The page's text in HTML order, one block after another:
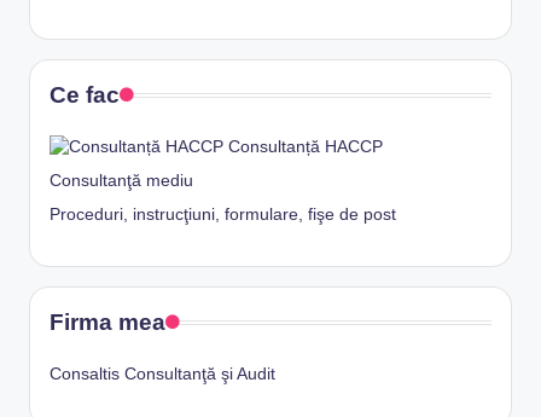
Ce fac
Consultanță HACCP
Consultanţă mediu
Proceduri, instrucţiuni, formulare, fişe de post
Firma mea
Consaltis Consultanţă şi Audit